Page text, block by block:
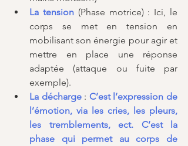
La tension (Phase motrice) : Ici, le
corps se met en tension en
mobilisant son énergie pour agir et
mettre en place une réponse
adaptée (attaque ou fuite par
exemple).
La décharge : C’est l’expression de
l’émotion, via les cries, les pleurs,
les tremblements, ect. C’est la
phase qui permet au corps de